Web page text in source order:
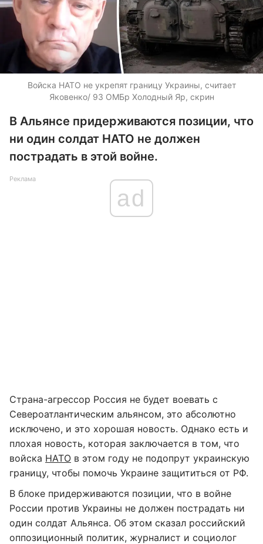
Войска НАТО не укрепят границу Украины, считает
Яковенко/ 93 ОМБр Холодный Яр, скрин
В Альянсе придерживаются позиции, что
ни один солдат НАТО не должен
пострадать в этой войне.
Реклама
ad
Страна-агрессор Россия не будет воевать с
Североатлантическим альянсом, это абсолютно
исключено, и это хорошая новость. Однако есть и
плохая новость, которая заключается в том, что
войска НАТО в этом году не подопрут украинскую
границу, чтобы помочь Украине защититься от РФ.
В блоке придерживаются позиции, что в войне
России против Украины не должен пострадать ни
один солдат Альянса. Об этом сказал российский
оппозиционный политик, журналист и социолог